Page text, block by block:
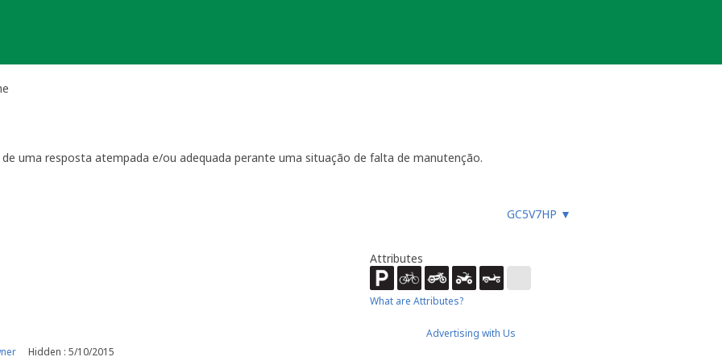
uma resposta atempada e/ou adequada perante uma situação de falta de manutenção.
à sua geocache para assegurar que está tudo em ordem para funcionar, especialmente
com a geocache (desaparecimento, estrago, humidade/infiltrações, etc.), ou faz um registo
temporariamente a sua geocache para que os outros saibam que não devem procurar a
o problema. É-lhe concedido um período razoável de tempo -
geralmente até 4 semanas
sua geocache. Se a geocache não estiver a receber a manutenção necessária ou estiver
um longo período de tempo, poderemos arquivar a página da geocache.
por favor recolha-o a fim de evitar que se torne lixo (geolitter).
de manutenção a sua geocache não poderá ser desarquivada. Caso submeta uma nova será tido em
GC5V7HP ▼
Hidden : 5/10/2015
Attributes
What are Attributes?
Advertising with Us